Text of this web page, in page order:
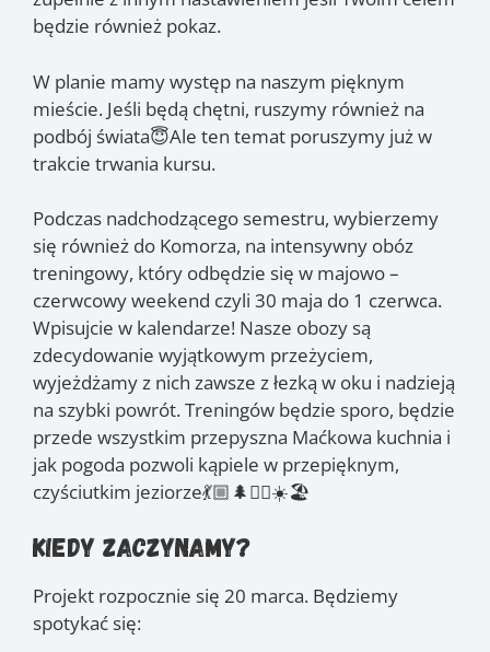
będzie również pokaz.
W planie mamy występ na naszym pięknym
mieście. Jeśli będą chętni, ruszymy również na
podbój świata😇Ale ten temat poruszymy już w
trakcie trwania kursu.
Podczas nadchodzącego semestru, wybierzemy
się również do Komorza, na intensywny obóz
treningowy, który odbędzie się w majowo –
czerwcowy weekend czyli 30 maja do 1 czerwca.
Wpisujcie w kalendarze! Nasze obozy są
zdecydowanie wyjątkowym przeżyciem,
wyjeżdżamy z nich zawsze z łezką w oku i nadzieją
na szybki powrót. Treningów będzie sporo, będzie
przede wszystkim przepyszna Maćkowa kuchnia i
jak pogoda pozwoli kąpiele w przepięknym,
czyściutkim jeziorze💃🏼🌲🏊‍♀️☀️🏖️
Kiedy zaczynamy?
Projekt rozpocznie się 20 marca. Będziemy
spotykać się: